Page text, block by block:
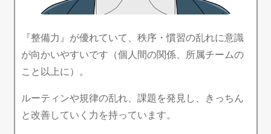
『整備力』が優れていて、秩序・慣習の乱れに意識
が向かいやすいです（個人間の関係、所属チームの
こと以上に）。
ルーティンや規律の乱れ、課題を発見し、きっちん
と改善していく力を持っています。